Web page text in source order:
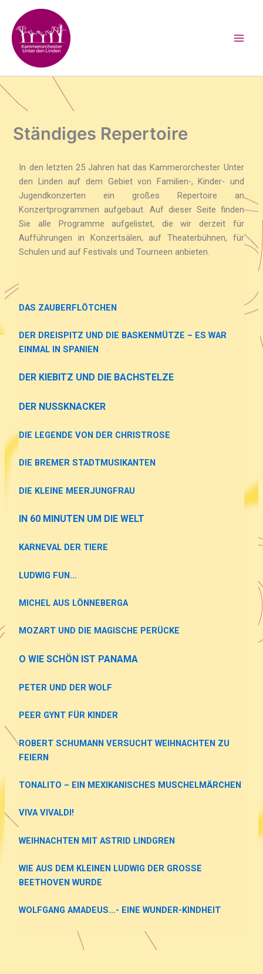
Inhalt
springen
Ständiges Repertoire
In den letzten 25 Jahren hat das Kammerorchester Unter
den Linden auf dem Gebiet von Familien-, Kinder- und
Jugendkonzerten ein großes Repertoire an
Konzertprogrammen aufgebaut. Auf dieser Seite finden
Sie alle Programme aufgelistet, die wir derzeit für
Aufführungen in Konzertsälen, auf Theaterbühnen, für
Schulen und auf Festivals und Tourneen anbieten.
DAS ZAUBERFLÖTCHEN
DER DREISPITZ UND DIE BASKENMÜTZE – ES WAR
EINMAL IN SPANIEN
DER KIEBITZ UND DIE BACHSTELZE
DER NUSSKNACKER
DIE LEGENDE VON DER CHRISTROSE
DIE BREMER STADTMUSIKANTEN
DIE KLEINE MEERJUNGFRAU
IN 60 MINUTEN UM DIE WELT
KARNEVAL DER TIERE
LUDWIG FUN…
MICHEL AUS LÖNNEBERGA
MOZART UND DIE MAGISCHE PERÜCKE
O WIE SCHÖN IST PANAMA
PETER UND DER WOLF
PEER GYNT FÜR KINDER
ROBERT SCHUMANN VERSUCHT WEIHNACHTEN ZU
FEIERN
TONALITO – EIN MEXIKANISCHES MUSCHELMÄRCHEN
VIVA VIVALDI!
WEIHNACHTEN MIT ASTRID LINDGREN
WIE AUS DEM KLEINEN LUDWIG DER GROSSE
BEETHOVEN WURDE
WOLFGANG AMADEUS…- EINE WUNDER-KINDHEIT